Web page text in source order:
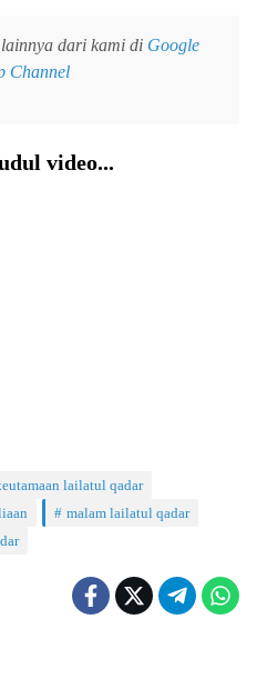
dari kami di Google
Channel
video...
lailatul qadar
malam lailatul qadar